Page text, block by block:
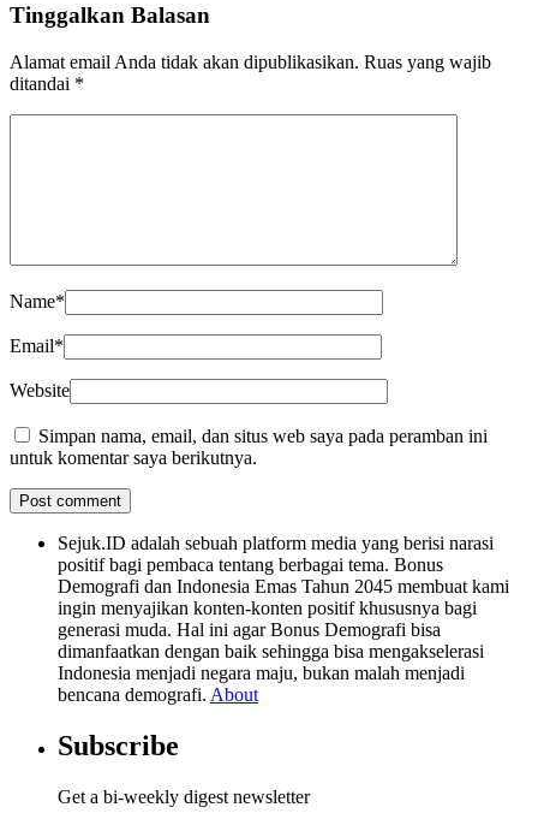
Tinggalkan Balasan
Alamat email Anda tidak akan dipublikasikan. Ruas yang wajib
ditandai *
Name*
Email*
Website
Simpan nama, email, dan situs web saya pada peramban ini
untuk komentar saya berikutnya.
Sejuk.ID adalah sebuah platform media yang berisi narasi
positif bagi pembaca tentang berbagai tema. Bonus
Demografi dan Indonesia Emas Tahun 2045 membuat kami
ingin menyajikan konten-konten positif khususnya bagi
generasi muda. Hal ini agar Bonus Demografi bisa
dimanfaatkan dengan baik sehingga bisa mengakselerasi
Indonesia menjadi negara maju, bukan malah menjadi
bencana demografi. About
Subscribe
Get a bi-weekly digest newsletter